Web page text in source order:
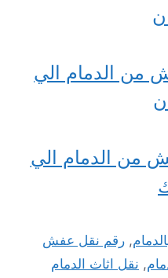
من الدمام الي
من الدمام الي
, رقم نقل عفش
, نقل اثاث الدمام